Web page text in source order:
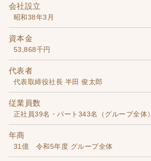
会社設立
昭和38年3月
資本金
53,868千円
代表者
代表取締役社長 半田 俊太郎
従業員数
正社員39名・パート343名（グループ全体）
年商
31億 令和5年度 グループ全体